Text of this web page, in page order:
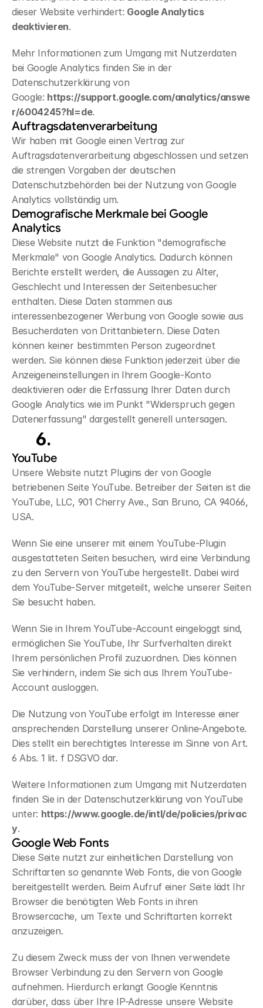
dieser Website verhindert: Google Analytics
deaktivieren.
Mehr Informationen zum Umgang mit Nutzerdaten
bei Google Analytics finden Sie in der
Datenschutzerklärung von
Google: https://support.google.com/analytics/answe
r/6004245?hl=de.
Auftragsdatenverarbeitung
Wir haben mit Google einen Vertrag zur
Auftragsdatenverarbeitung abgeschlossen und setzen
die strengen Vorgaben der deutschen
Datenschutzbehörden bei der Nutzung von Google
Analytics vollständig um.
Demografische Merkmale bei Google
Analytics
Diese Website nutzt die Funktion "demografische
Merkmale" von Google Analytics. Dadurch können
Berichte erstellt werden, die Aussagen zu Alter,
Geschlecht und Interessen der Seitenbesucher
enthalten. Diese Daten stammen aus
interessenbezogener Werbung von Google sowie aus
Besucherdaten von Drittanbietern. Diese Daten
können keiner bestimmten Person zugeordnet
werden. Sie können diese Funktion jederzeit über die
Anzeigeneinstellungen in Ihrem Google-Konto
deaktivieren oder die Erfassung Ihrer Daten durch
Google Analytics wie im Punkt "Widerspruch gegen
Datenerfassung" dargestellt generell untersagen.
PluginsundTools
YouTube
Unsere Website nutzt Plugins der von Google
betriebenen Seite YouTube. Betreiber der Seiten ist die
YouTube, LLC, 901 Cherry Ave., San Bruno, CA 94066,
USA.
Wenn Sie eine unserer mit einem YouTube-Plugin
ausgestatteten Seiten besuchen, wird eine Verbindung
zu den Servern von YouTube hergestellt. Dabei wird
dem YouTube-Server mitgeteilt, welche unserer Seiten
Sie besucht haben.
Wenn Sie in Ihrem YouTube-Account eingeloggt sind,
ermöglichen Sie YouTube, Ihr Surfverhalten direkt
Ihrem persönlichen Profil zuzuordnen. Dies können
Sie verhindern, indem Sie sich aus Ihrem YouTube-
Account ausloggen.
Die Nutzung von YouTube erfolgt im Interesse einer
ansprechenden Darstellung unserer Online-Angebote.
Dies stellt ein berechtigtes Interesse im Sinne von Art.
6 Abs. 1 lit. f DSGVO dar.
Weitere Informationen zum Umgang mit Nutzerdaten
finden Sie in der Datenschutzerklärung von YouTube
unter: https://www.google.de/intl/de/policies/privac
y.
Google Web Fonts
Diese Seite nutzt zur einheitlichen Darstellung von
Schriftarten so genannte Web Fonts, die von Google
bereitgestellt werden. Beim Aufruf einer Seite lädt Ihr
Browser die benötigten Web Fonts in ihren
Browsercache, um Texte und Schriftarten korrekt
anzuzeigen.
Zu diesem Zweck muss der von Ihnen verwendete
Browser Verbindung zu den Servern von Google
aufnehmen. Hierdurch erlangt Google Kenntnis
darüber, dass über Ihre IP-Adresse unsere Website